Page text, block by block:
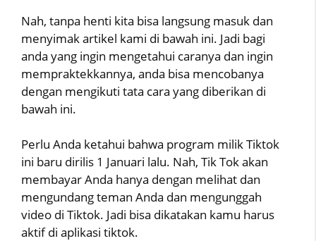
Nah, tanpa henti kita bisa langsung masuk dan
menyimak artikel kami di bawah ini. Jadi bagi
anda yang ingin mengetahui caranya dan ingin
mempraktekkannya, anda bisa mencobanya
dengan mengikuti tata cara yang diberikan di
bawah ini.
Perlu Anda ketahui bahwa program milik Tiktok
ini baru dirilis 1 Januari lalu. Nah, Tik Tok akan
membayar Anda hanya dengan melihat dan
mengundang teman Anda dan mengunggah
video di Tiktok. Jadi bisa dikatakan kamu harus
aktif di aplikasi tiktok.